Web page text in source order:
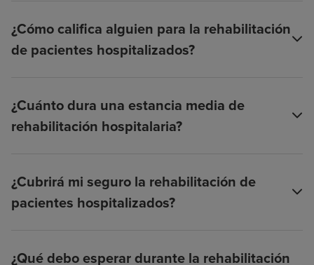
¿Cómo califica alguien para la rehabilitación
de pacientes hospitalizados?
¿Cuánto dura una estancia media de
rehabilitación hospitalaria?
¿Cubrirá mi seguro la rehabilitación de
pacientes hospitalizados?
¿Qué debo esperar durante la rehabilitación